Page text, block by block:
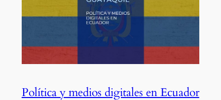
Política y medios digitales en Ecuador